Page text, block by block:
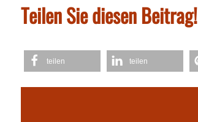
Teilen Sie diesen Beitrag!
teilen teilen